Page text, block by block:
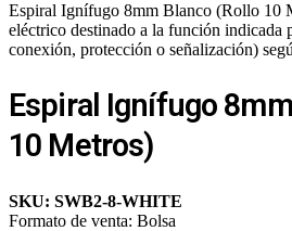
Espiral Ignífugo 8mm Blanco (Rollo 10
eléctrico destinado a la función indicada
conexión, protección o señalización)
Espiral Ignífugo
10 Metros)
SKU: SWB2-8-WHITE
Formato de venta: Bolsa